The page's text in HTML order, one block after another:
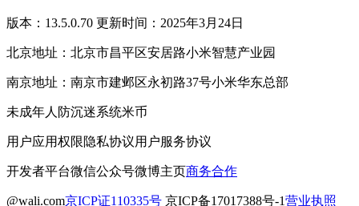
版本：13.5.0.70 更新时间：2025年3月24日
北京地址：北京市昌平区安居路小米智慧产业园
南京地址：南京市建邺区永初路37号小米华东总部
未成年人防沉迷系统米币
用户应用权限隐私协议用户服务协议
开发者平台微信公众号微博主页商务合作
@wali.com京ICP证110335号 京ICP备17017388号-1营业执照